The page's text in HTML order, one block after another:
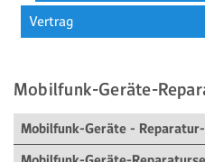
Vertrag
Mobilfunk-Geräte-
Mobilfunk-Geräte -